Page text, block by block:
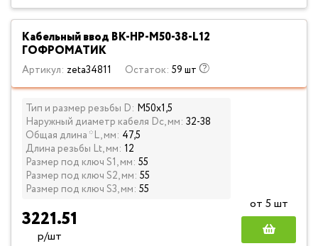
Кабельный ввод ВК-НР-М50-38-L12
ГОФРОМАТИК
Артикул: zeta34811 Остаток: 59 шт
Тип и размер резьбы D: М50х1,5
Наружный диаметр кабеля Dc, мм: 32-38
Общая длина *L, мм: 47,5
Длина резьбы Lt, мм: 12
Размер под ключ S1, мм: 55
Размер под ключ S2, мм: 55
Размер под ключ S3, мм: 55
3221.51
р/шт
от 5 шт